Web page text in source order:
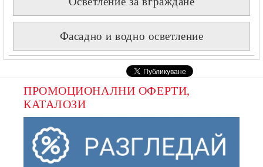
Фасадно и водно осветление
ПРОМОЦИОНАЛНИ ОФЕРТИ,
КАТАЛОЗИ